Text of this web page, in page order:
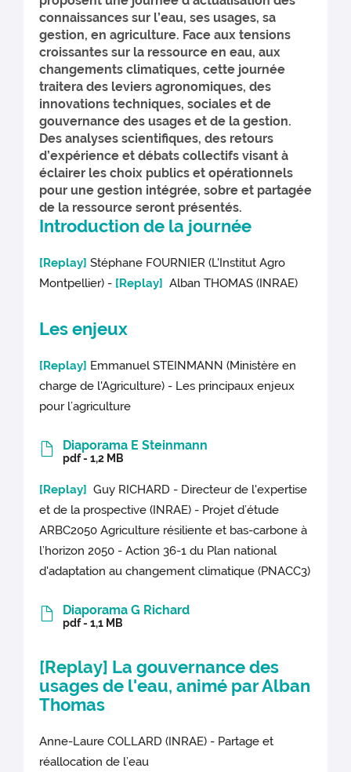
connaissances sur l’eau, ses usages, sa
gestion, en agriculture. Face aux tensions
croissantes sur la ressource en eau, aux
changements climatiques, cette journée
traitera des leviers agronomiques, des
innovations techniques, sociales et de
gouvernance des usages et de la gestion.
Des analyses scientifiques, des retours
d’expérience et débats collectifs visant à
éclairer les choix publics et opérationnels
pour une gestion intégrée, sobre et partagée
de la ressource seront présentés.
Introduction de la journée
[Replay] Stéphane FOURNIER (L'Institut Agro
Montpellier) - [Replay] Alban THOMAS (INRAE)
Les enjeux
[Replay] Emmanuel STEINMANN (Ministère en
charge de l'Agriculture) - Les principaux enjeux
pour l’agriculture
Diaporama E Steinmann
pdf - 1,2 MB
[Replay] Guy RICHARD - Directeur de l'expertise
et de la prospective (INRAE) - Projet d’étude
ARBC2050 Agriculture résiliente et bas-carbone à
l’horizon 2050 - Action 36-1 du Plan national
d'adaptation au changement climatique (PNACC3)
Diaporama G Richard
pdf - 1,1 MB
[Replay] La gouvernance des
usages de l'eau, animé par Alban
Thomas
Anne-Laure COLLARD (INRAE) - Partage et
réallocation de l’eau